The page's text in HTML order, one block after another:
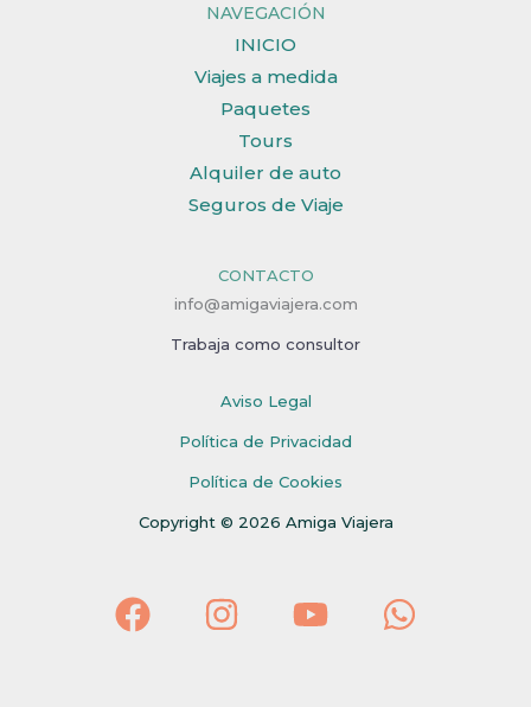
NAVEGACIÓN
INICIO
Viajes a medida
Paquetes
Tours
Alquiler de auto
Seguros de Viaje
CONTACTO
info@amigaviajera.com
Trabaja como consultor
Aviso Legal
Política de Privacidad
Política de Cookies
Copyright © 2026 Amiga Viajera